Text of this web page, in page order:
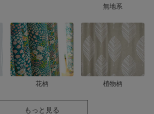
無地系
花柄 植物柄
もっと見る